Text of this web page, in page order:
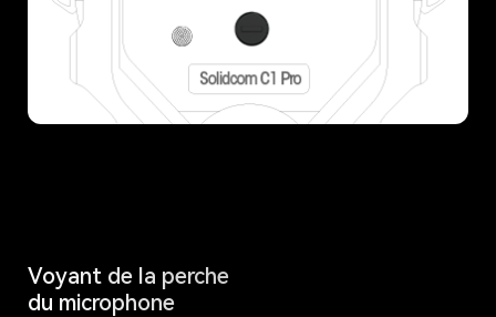
Voyant de la perche
du microphone